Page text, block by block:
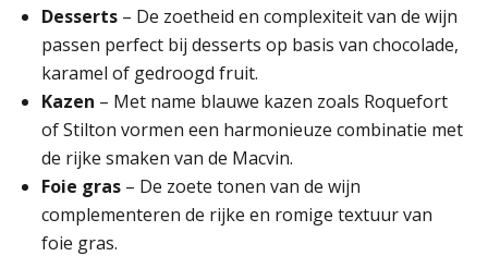
Desserts – De zoetheid en complexiteit van de wijn
passen perfect bij desserts op basis van chocolade,
karamel of gedroogd fruit.
Kazen – Met name blauwe kazen zoals Roquefort
of Stilton vormen een harmonieuze combinatie met
de rijke smaken van de Macvin.
Foie gras – De zoete tonen van de wijn
complementeren de rijke en romige textuur van
foie gras.